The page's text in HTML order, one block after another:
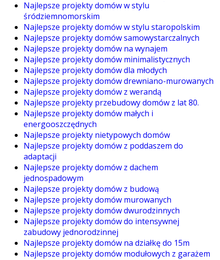
Najlepsze projekty domów w stylu
śródziemnomorskim
Najlepsze projekty domów w stylu staropolskim
Najlepsze projekty domów samowystarczalnych
Najlepsze projekty domów na wynajem
Najlepsze projekty domów minimalistycznych
Najlepsze projekty domów dla młodych
Najlepsze projekty domów drewniano-murowanych
Najlepsze projekty domów z werandą
Najlepsze projekty przebudowy domów z lat 80.
Najlepsze projekty domów małych i
energooszczędnych
Najlepsze projekty nietypowych domów
Najlepsze projekty domów z poddaszem do
adaptacji
Najlepsze projekty domów z dachem
jednospadowym
Najlepsze projekty domów z budową
Najlepsze projekty domów murowanych
Najlepsze projekty domów dwurodzinnych
Najlepsze projekty domów do intensywnej
zabudowy jednorodzinnej
Najlepsze projekty domów na działkę do 15m
Najlepsze projekty domów modułowych z garażem